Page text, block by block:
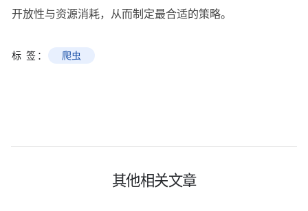
开放性与资源消耗，从而制定最合适的策略。
标 签： 爬虫
其他相关文章